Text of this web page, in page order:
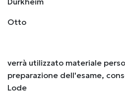
Otto
verrà utilizzato materiale
preparazione dell'esame,
Lode